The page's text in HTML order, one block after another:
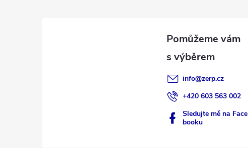
info@zerp.cz
+420 603 563 002
Sledujte mě na Face
booku